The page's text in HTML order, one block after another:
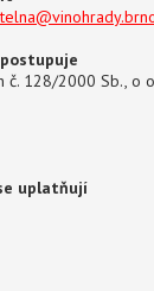
č. 128/2000 Sb., o
uplatňují